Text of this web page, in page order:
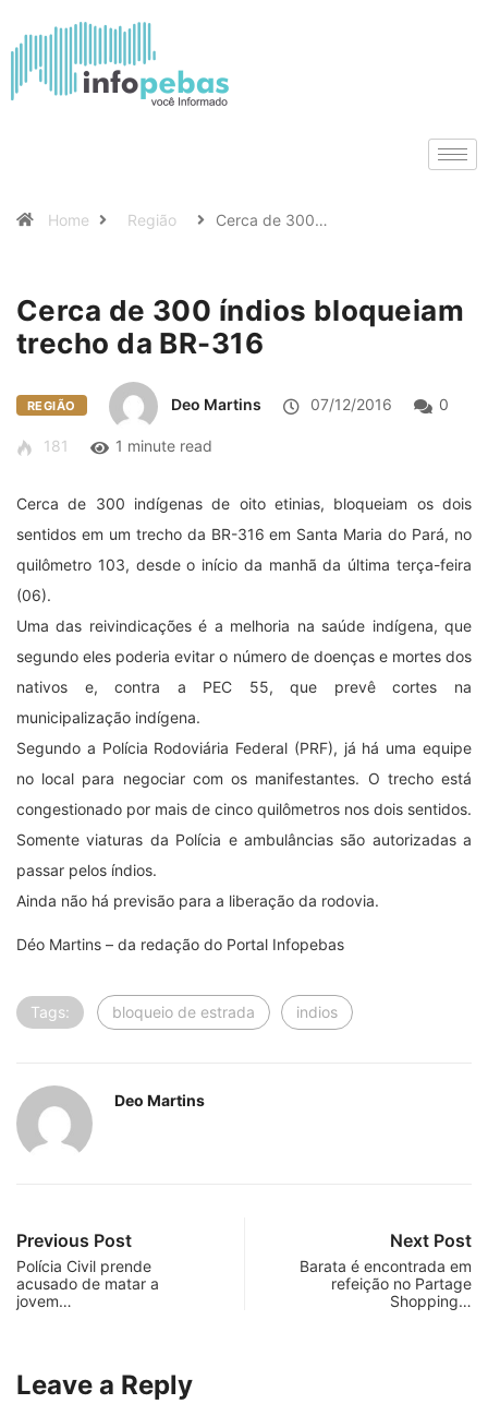
Home Região Cerca de 300…
Cerca de 300 índios bloqueiam
trecho da BR-316
REGIÃO Deo Martins 07/12/2016 0
181 1 minute read
Cerca de 300 indígenas de oito etinias, bloqueiam os dois
sentidos em um trecho da BR-316 em Santa Maria do Pará, no
quilômetro 103, desde o início da manhã da última terça-feira
(06).
Uma das reivindicações é a melhoria na saúde indígena, que
segundo eles poderia evitar o número de doenças e mortes dos
nativos e, contra a PEC 55, que prevê cortes na
municipalização indígena.
Segundo a Polícia Rodoviária Federal (PRF), já há uma equipe
no local para negociar com os manifestantes. O trecho está
congestionado por mais de cinco quilômetros nos dois sentidos.
Somente viaturas da Polícia e ambulâncias são autorizadas a
passar pelos índios.
Ainda não há previsão para a liberação da rodovia.
Déo Martins – da redação do Portal Infopebas
Tags: bloqueio de estrada indios
Deo Martins
Previous Post
Polícia Civil prende
acusado de matar a
jovem…
Next Post
Barata é encontrada em
refeição no Partage
Shopping…
Leave a Reply